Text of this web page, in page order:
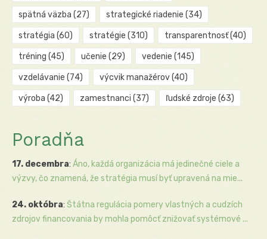
spätná väzba (27) strategické riadenie (34)
stratégia (60) stratégie (310) transparentnosť(40)
tréning (45) učenie (29) vedenie (145)
vzdelávanie (74) výcvik manažérov(40)
výroba (42) zamestnanci (37) ľudské zdroje (63)
Poradňa
17. decembra: Áno, každá organizácia má jedinečné ciele a
výzvy, čo znamená, že stratégia musí byť upravená na mie...
24. októbra: Štátna regulácia pomery vlastných a cudzích
zdrojov financovania by mohla pomôcť znižovať systémové ...